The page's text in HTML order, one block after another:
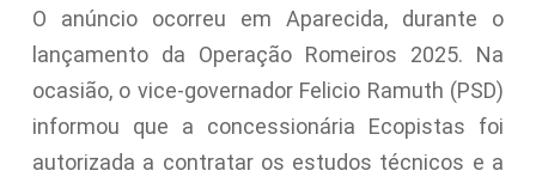
O anúncio ocorreu em Aparecida, durante o
lançamento da Operação Romeiros 2025. Na
ocasião, o vice-governador Felicio Ramuth (PSD)
informou que a concessionária Ecopistas foi
autorizada a contratar os estudos técnicos e a